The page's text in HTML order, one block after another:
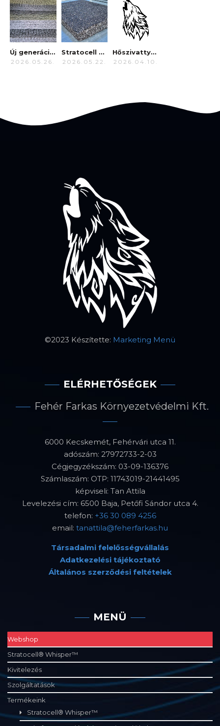
Új generáció a hangelnyelésben: Bemutatkozik a Stratocell Whisper NBO
2026.05.26.
Stratocell Whisper
2026.05.22.
Hőszivattyútól a gyárakig – A NoiseBuster gyakorlati előnyei
2026.04.10.
©2023 Készítette: Marketing Menü
ELÉRHETŐSÉGEK
Fehér Farkas Környezetvédelmi Kft.
6000 Kecskemét, Fehérvári utca 11.
adószám: 27972733-2-03
Cégjegyzékszám: 03-09-136376
Számlaszám: OTP: 11743019-21441495
képviseli: Tan Attila
Levelezési cím: 6500 Baja, Petőfi Sándor utca 4.
telefon: +36 30 089 4256
email: tanattila@feherfarkas.hu
Társadalmi felelősségvállalás
Adatkezelési tájékoztató
Általános szerződési feltételek
MENÜ
Webshop
Stratocell® Whisper™
Kivitelezés
Szolgáltatások
Termékeink
Stratocell® Whisper™